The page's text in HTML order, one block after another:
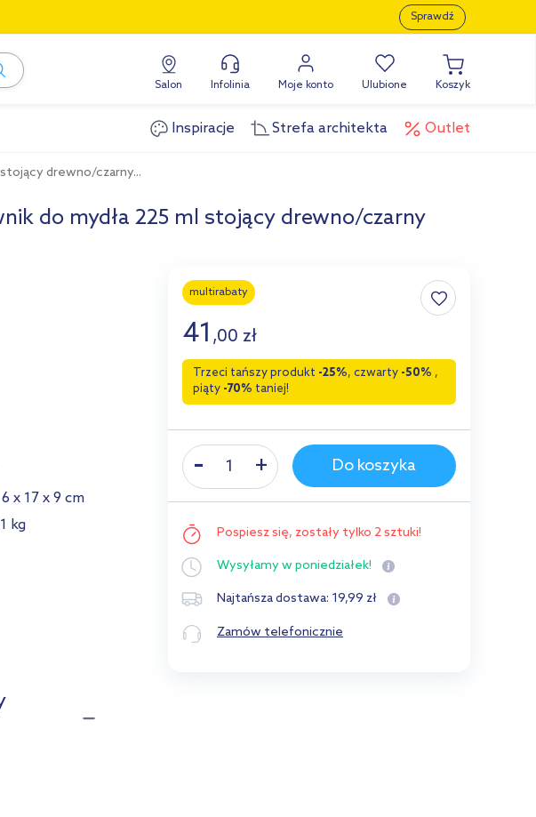
Sprawdź
Salon Infolinia Moje konto Ulubione Koszyk
Inspiracje Strefa architekta Outlet
drewno/czarny...
do mydła 225 ml stojący drewno/czarny
6 x 17 x 9 cm
kg
multirabaty
41 ,00 zł
Trzeci tańszy produkt -25%, czwarty -50% ,
piąty -70% taniej!
Do koszyka
Pospiesz się, zostały tylko 2 sztuki!
Wysyłamyw poniedziałek!
Najtańsza dostawa: 19,99 zł
Zamów telefonicznie